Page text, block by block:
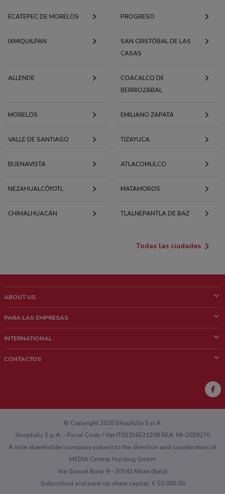
ECATEPEC DE MORELOS PROGRESO
IXMIQUILPAN
SAN CRISTÓBAL DE LAS
CASAS
ALLENDE
COACALCO DE
BERRIOZÁBAL
MORELOS EMILIANO ZAPATA
VALLE DE SANTIAGO TIZAYUCA
BUENAVISTA ATLACOMULCO
NEZAHUALCÓYOTL MATAMOROS
CHIMALHUACÁN TLALNEPANTLA DE BAZ
Todas las ciudades
ABOUT US
¿Quiénes Somos?
Trabaja con nosotros
PARA LAS EMPRESAS
Contacto comercial
INTERNATIONAL
CONTACTOS
¿Encontraste un problema en la web o en la aplicación?
© Copyright 2026 Shopfully S.p.A.
Shopfully S.p.A. - Fiscal Code / Vat IT03156531208 REA: MI-2029270
A sole shareholder company subject to the direction and coordination of
MEDIA Central Holding GmbH
Via Giosuè Borsi 9 - 20143 Milan (Italy)
Subscribed and paid-up share capital: € 50.000,00